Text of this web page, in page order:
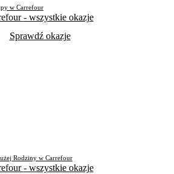
w Carrefour
- wszystkie okazje
Sprawdź okazje
Rodziny w Carrefour
- wszystkie okazje